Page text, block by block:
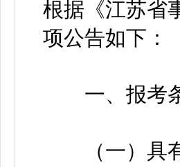
根据《江苏省
项公告如下：
一、报考
（一）具有